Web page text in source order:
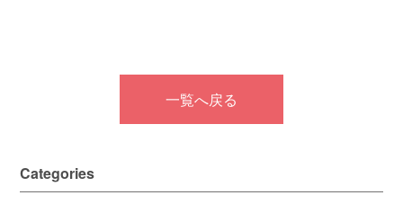
一覧へ戻る
Categories